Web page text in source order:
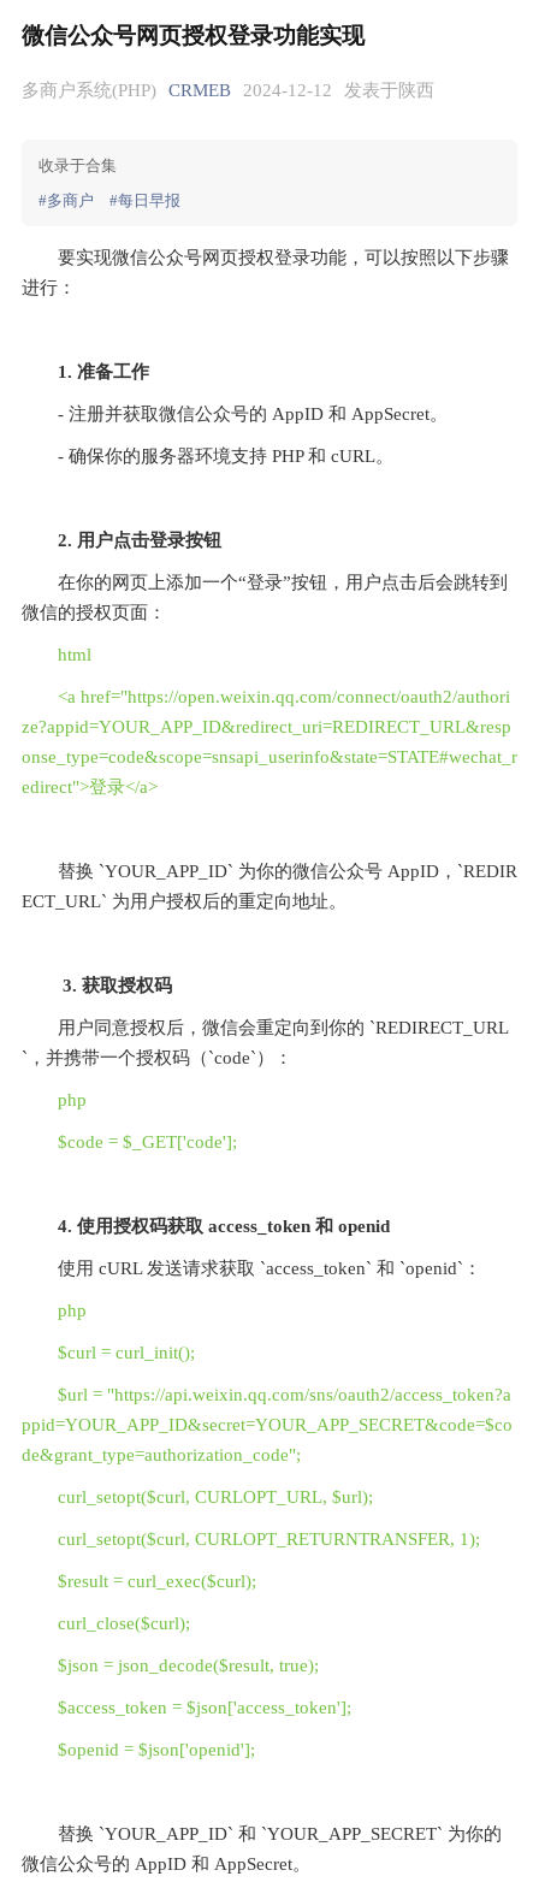
微信公众号网页授权登录功能实现
多商户系统(PHP) CRMEB 2024-12-12 发表于陕西
收录于合集
#多商户
#每日早报
要实现微信公众号网页授权登录功能，可以按照以下步骤
进行：
1. 准备工作
- 注册并获取微信公众号的 AppID 和 AppSecret。
- 确保你的服务器环境支持 PHP 和 cURL。
2. 用户点击登录按钮
在你的网页上添加一个“登录”按钮，用户点击后会跳转到
微信的授权页面：
html
<a href="https://open.weixin.qq.com/connect/oauth2/authori
ze?appid=YOUR_APP_ID&redirect_uri=REDIRECT_URL&resp
onse_type=code&scope=snsapi_userinfo&state=STATE#wechat_r
edirect">登录</a>
替换 `YOUR_APP_ID` 为你的微信公众号 AppID，`REDIR
ECT_URL` 为用户授权后的重定向地址。
3. 获取授权码
用户同意授权后，微信会重定向到你的 `REDIRECT_URL
`，并携带一个授权码（`code`）：
php
$code = $_GET['code'];
4. 使用授权码获取 access_token 和 openid
使用 cURL 发送请求获取 `access_token` 和 `openid`：
php
$curl = curl_init();
$url = "https://api.weixin.qq.com/sns/oauth2/access_token?a
ppid=YOUR_APP_ID&secret=YOUR_APP_SECRET&code=$co
de&grant_type=authorization_code";
curl_setopt($curl, CURLOPT_URL, $url);
curl_setopt($curl, CURLOPT_RETURNTRANSFER, 1);
$result = curl_exec($curl);
curl_close($curl);
$json = json_decode($result, true);
$access_token = $json['access_token'];
$openid = $json['openid'];
替换 `YOUR_APP_ID` 和 `YOUR_APP_SECRET` 为你的
微信公众号的 AppID 和 AppSecret。